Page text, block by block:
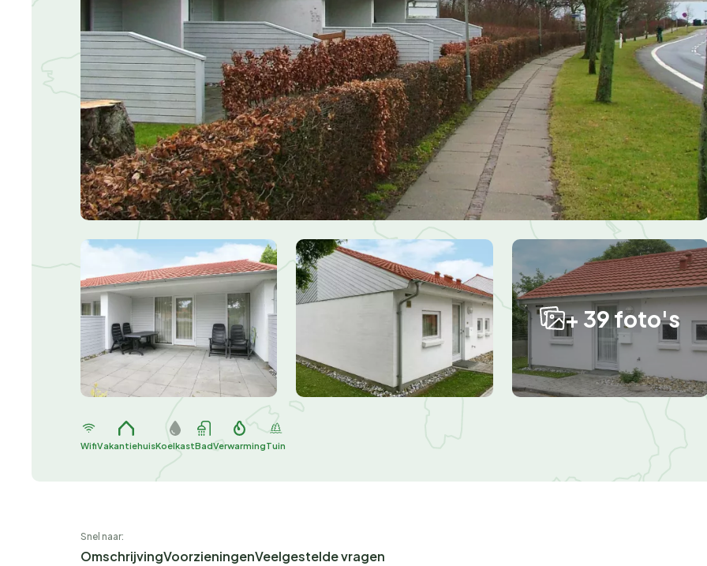
+ 39 foto's
WifiVakantiehuisKoelkastBadVerwarmingTuin
Snel naar:
OmschrijvingVoorzieningenVeelgestelde vragen